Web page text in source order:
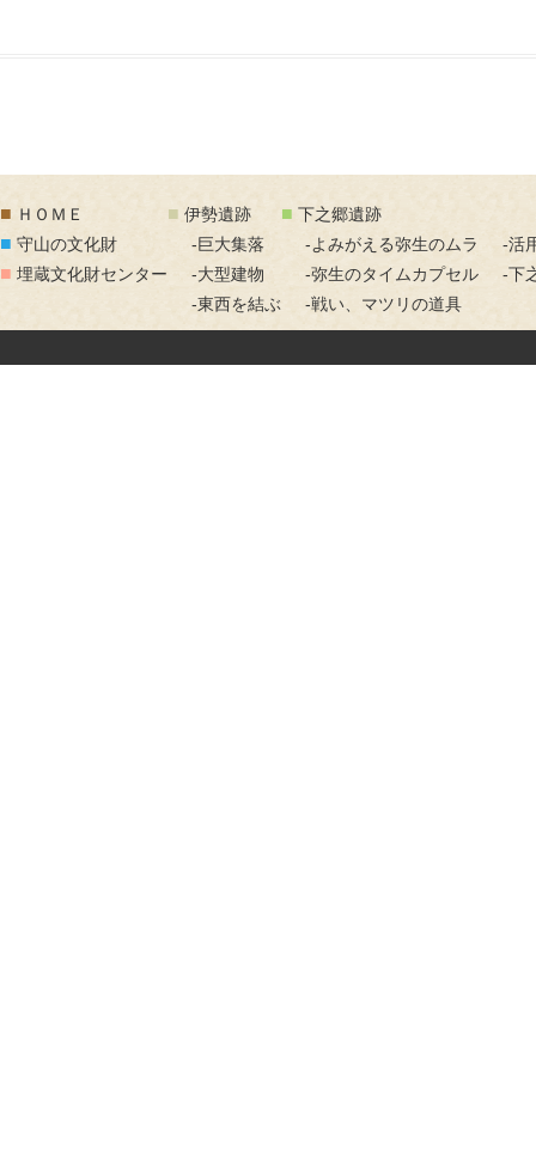
■ ＨＯＭＥ
■ 守山の文化財
■ 埋蔵文化財センター
■ 伊勢遺跡
-巨大集落
-大型建物
-東西を結ぶ
■ 下之郷遺跡
-よみがえる弥生のムラ
-弥生のタイムカプセル
-戦い、マツリの道具
-活
-下